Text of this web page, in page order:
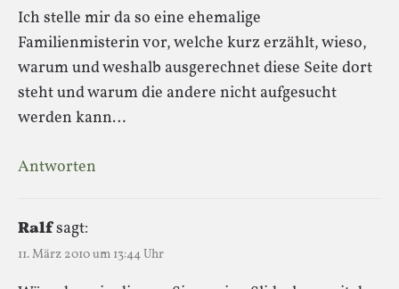
Ich stelle mir da so eine ehemalige
Familienmisterin vor, welche kurz erzählt, wieso,
warum und weshalb ausgerechnet diese Seite dort
steht und warum die andere nicht aufgesucht
werden kann…
Antworten
Ralfsagt:
11. März 2010 um 13:44 Uhr